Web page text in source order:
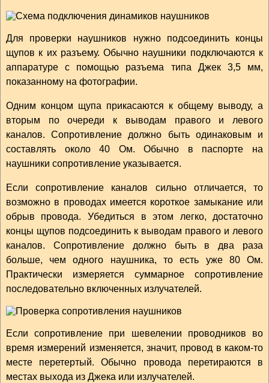
Для проверки наушников нужно подсоединить концы
щупов к их разъему. Обычно наушники подключаются к
аппаратуре с помощью разъема типа Джек 3,5 мм,
показанному на фотографии.
Одним концом щупа прикасаются к общему выводу, а
вторым по очереди к выводам правого и левого
каналов. Сопротивление должно быть одинаковым и
составлять около 40 Ом. Обычно в паспорте на
наушники сопротивление указывается.
Если сопротивление каналов сильно отличается, то
возможно в проводах имеется короткое замыкание или
обрыв провода. Убедиться в этом легко, достаточно
концы щупов подсоединить к выводам правого и левого
каналов. Сопротивление должно быть в два раза
больше, чем одного наушника, то есть уже 80 Ом.
Практически измеряется суммарное сопротивление
последовательно включенных излучателей.
Если сопротивление при шевелении проводников во
время измерений изменяется, значит, провод в каком-то
месте перетертый. Обычно провода перетираются в
местах выхода из Джека или излучателей.